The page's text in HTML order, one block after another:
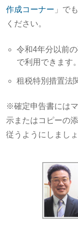
作成コーナー 」で
ください。
令和4年分以前
で利用できます。
租税特別措置法
※確定申告書には
示またはコピーの
従うようにしましょ